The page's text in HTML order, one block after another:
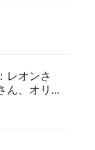
レオンさ
ん、オリ
琲豆追